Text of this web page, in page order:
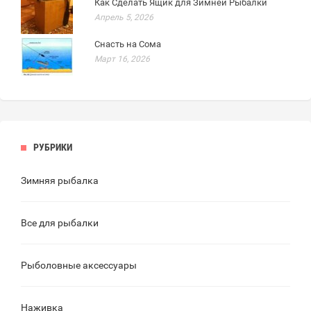
Как Сделать Ящик для Зимней Рыбалки
Апрель 5, 2026
Снасть на Сома
Март 16, 2026
РУБРИКИ
Зимняя рыбалка
Все для рыбалки
Рыболовные аксессуары
Наживка